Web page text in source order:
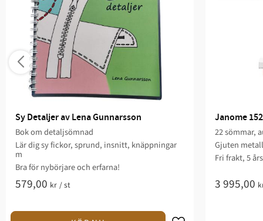
Sy Detaljer av Lena Gunnarsson
Bok om detaljsömnad
Lär dig sy fickor, sprund, insnitt, knäppningar
m
Bra för nybörjare och erfarna!
579,00 kr /st
Janome
22 sömmar,
Gjuten
Fri frakt, 5
3 995,00